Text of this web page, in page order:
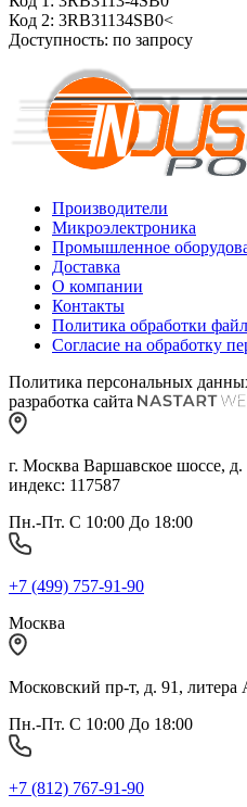
Код 2: 3RB31134SB0<
Доступность: по запросу
Производители
Микроэлектроника
Промышленное
Доставка
О компании
Контакты
Политика обработки
Согласие на обработку
Политика персональных
разработка сайта
г. Москва Варшавское шоссе,
индекс: 117587
Пн.-Пт. С 10:00 До 18:00
+7 (499) 757-91-90
Москва
Московский пр-т, д. 91, литера
Пн.-Пт. С 10:00 До 18:00
+7 (812) 767-91-90